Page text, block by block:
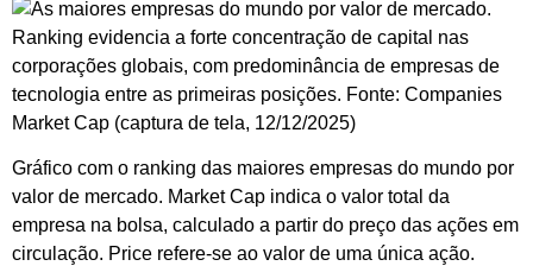
Gráfico com o ranking das maiores empresas do mundo por
valor de mercado. Market Cap indica o valor total da
empresa na bolsa, calculado a partir do preço das ações em
circulação. Price refere-se ao valor de uma única ação.